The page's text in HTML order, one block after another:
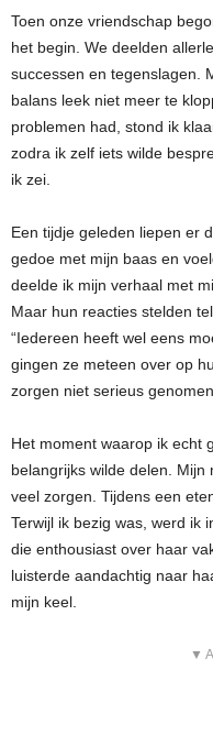
Toen onze vriendschap
het begin. We deelden
successen en tegenslagen.
balans leek niet meer te
problemen had, stond ik
zodra ik zelf iets wilde
ik zei.
Een tijdje geleden liepen er
gedoe met mijn baas en
deelde ik mijn verhaal met
Maar hun reacties stelden
“Iedereen heeft wel eens
gingen ze meteen over op
zorgen niet serieus
Het moment waarop ik echt
belangrijks wilde delen.
veel zorgen. Tijdens een
Terwijl ik bezig was, werd ik
die enthousiast over haar
luisterde aandachtig naar
mijn keel.
▼